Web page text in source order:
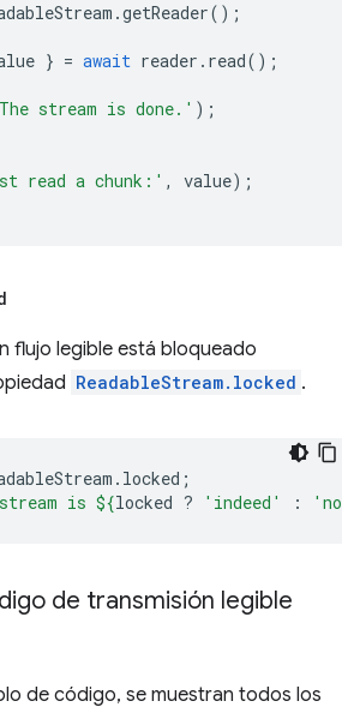
.getReader();
} = await reader . read();
stream is done.' );
read a chunk:' , value);
flujo legible está bloqueado
ReadableStream.locked .
. locked ;
is ${locked ? 'indeed' :
de transmisión legible
de código, se muestran todos los